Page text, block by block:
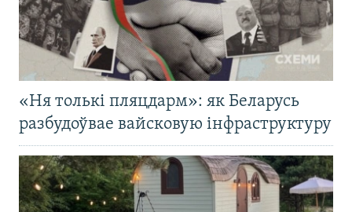
«Ня толькі пляцдарм»: як Беларусь
разбудоўвае вайсковую інфраструктуру